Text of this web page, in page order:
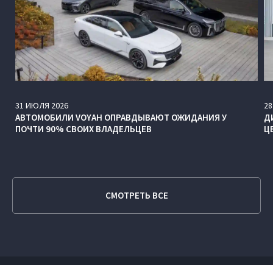
31 ИЮЛЯ 2026
АВТОМОБИЛИ VOYAH ОПРАВДЫВАЮТ ОЖИДАНИЯ У
ПОЧТИ 90% СВОИХ ВЛАДЕЛЬЦЕВ
28
СМОТРЕТЬ ВСЕ